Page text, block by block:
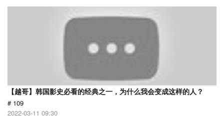
【越哥】韩国影史必看的经典之一，为什么我会变成这样的人？
# 109
2022-03-11 09:30